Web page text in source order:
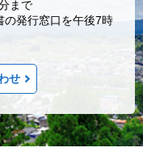
まで
の発行窓口を午後7時
せ